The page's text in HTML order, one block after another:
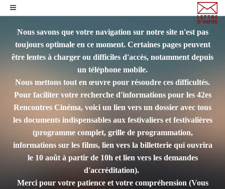
Nous savons que votre navigation sur notre site n'est pas
toujours optimale en ce moment. Certaines pages peuvent
être lentes à charger ou difficiles d'accès, notamment depuis
un téléphone mobile.
Nous mettons tout en œuvre pour résoudre ces difficultés.
Pour faciliter votre recherche d'informations pour les 42es
Rencontres Cinéma, voici un lien vers un dossier avec tous
les documents indispensables aux festivaliers et festivalières
(programme complet, grille de programmation,
informations sur les films, lien vers la billetterie qui ouvrira
le 10 août à partir de 10h et lien vers les demandes
d'accréditation).
Merci pour votre patience et votre compréhension (Vous